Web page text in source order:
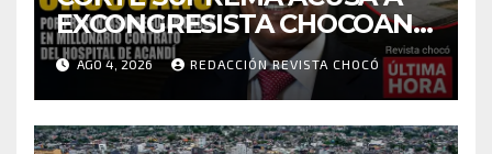
EXCONGRESISTA CHOCOANO
POR PRESUNTAS
IRREGULARIDADES EN
MILLONARIO CONTRATO
DEL HOSPITAL DE ACANDÍ
AGO 4, 2026 REDACCIÓN REVISTA CHOCÓ